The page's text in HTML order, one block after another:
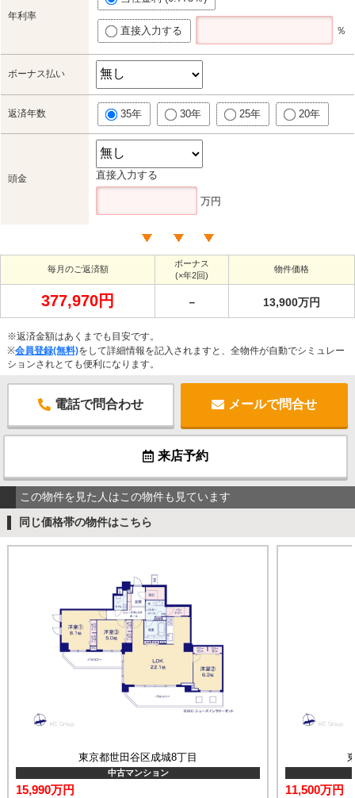
年利率
直接入力する ％
ボーナス払い
返済年数 35年 30年 25年 20年
頭金 直接入力する
万円
毎月のご返済額
ボーナス
(×年2回)
物件価格
377,970円 － 13,900万円
※返済金額はあくまでも目安です。
※会員登録(無料)をして詳細情報を記入されますと、全物件が自動でシミュレー
ションされとても便利になります。
電話で問合わせ メールで問合せ
来店予約
この物件を見た人はこの物件も見ています
同じ価格帯の物件はこちら
東京都世田谷区成城8丁目
中古マンション
15,990万円 11,500万円